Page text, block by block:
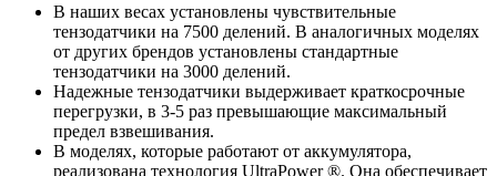
В наших весах установлены чувствительные
тензодатчики на 7500 делений. В аналогичных моделях
от других брендов установлены стандартные
тензодатчики на 3000 делений.
Надежные тензодатчики выдерживает краткосрочные
перегрузки, в 3-5 раз превышающие максимальный
предел взвешивания.
В моделях, которые работают от аккумулятора,
реализована технология UltraPower ®. Она обеспечивает